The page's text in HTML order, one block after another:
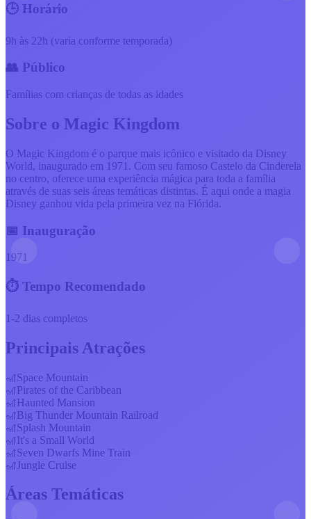
🕒 Horário
9h às 22h (varia conforme temporada)
👥 Público
Famílias com crianças de todas as idades
Sobre o Magic Kingdom
O Magic Kingdom é o parque mais icônico e visitado da Disney
World, inaugurado em 1971. Com seu famoso Castelo da Cinderela
no centro, oferece uma experiência mágica para toda a família
através de suas seis áreas temáticas distintas. É aqui onde a magia
Disney ganhou vida pela primeira vez na Flórida.
📅 Inauguração
1971
⏱️ Tempo Recomendado
1-2 dias completos
Principais Atrações
🎢Space Mountain
🎢Pirates of the Caribbean
🎢Haunted Mansion
🎢Big Thunder Mountain Railroad
🎢Splash Mountain
🎢It's a Small World
🎢Seven Dwarfs Mine Train
🎢Jungle Cruise
Áreas Temáticas